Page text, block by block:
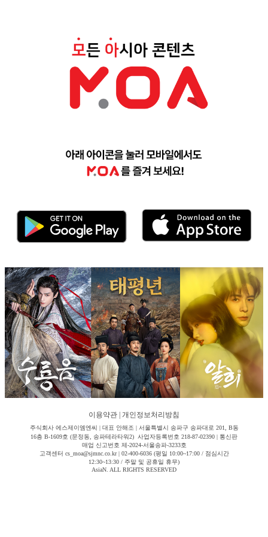
이용약관 개인정보처리방침
주식회사 에스제이엠엔씨 | 대표 안해조 | 서울특별시 송파구 송파대로 201, B동
16층 B-1609호 (문정동, 송파테라타워2) 사업자등록번호 218-87-02390 | 통신판
매업 신고번호 제-2024-서울송파-3233호
고객센터 cs_moa@sjmnc.co.kr | 02-400-6036 (평일 10:00~17:00 / 점심시간
12:30~13:30 / 주말 및 공휴일 휴무)
AsiaN. ALL RIGHTS RESERVED